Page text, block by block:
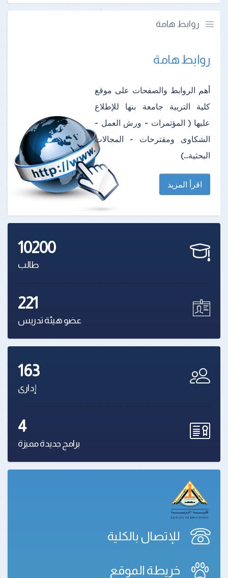
روابط هامة
روابط هامة
أهم الروابط والصفحات على موقع
كلية التربية جامعة بنها للإطلاع
عليها ( المؤتمرات - ورش العمل -
الشكاوى ومقترحات - المجالات
البحثية...)
اقرأ المزيد
10200
طالب
221
عضو هيئة تدريس
163
إدارى
4
برامج جديدة مميزة
للإتصال بالكلية
خريطة الموقع